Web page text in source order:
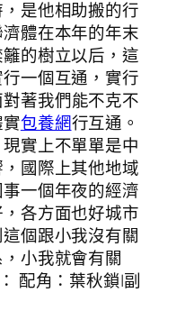
是他相助搬的行
體在本年的年末
的樹立以后，這
一個互通，實行
著我們能不克不
包養網行互通。
實上不單單是中
國際上其他地域
一個年夜的經濟
各方面也好城市
個跟小我沒有關
小我就會有關
配角：葉秋鎖|副